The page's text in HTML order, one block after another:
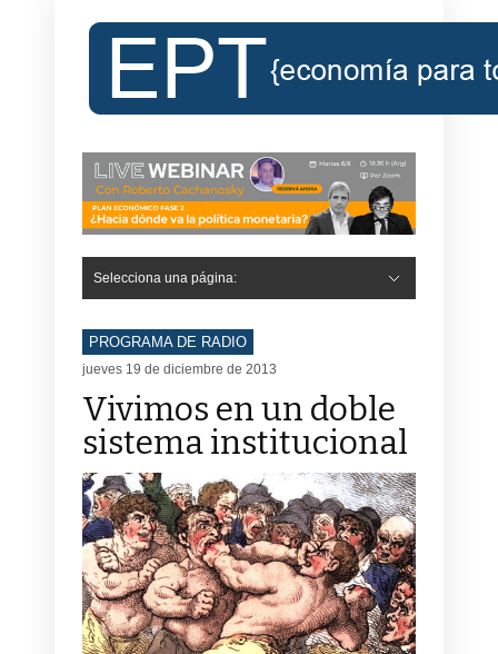
Selecciona una página:
PROGRAMA DE RADIO
jueves 19 de diciembre de 2013
Vivimos en un doble
sistema institucional